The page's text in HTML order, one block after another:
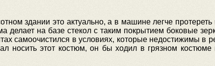
здании это актуально, а в машине легче
делает на базе стекол с таким покрытием боковые
самоочистился в условиях, которые недостижимы в
носить этот костюм, он бы ходил в грязном